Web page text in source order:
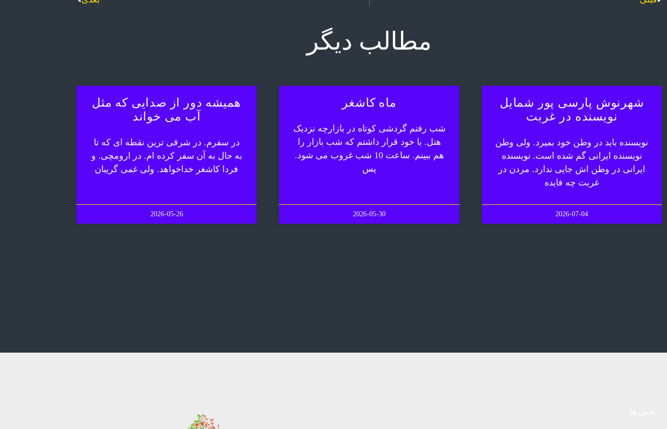
مطالب دیگر
شهرنوش پارسی پور شمایل
نویسنده در غربت
نویسنده باید در وطن خود بمیرد. ولی وطن
نویسنده ایرانی گم شده است. نویسنده
ایرانی در وطن اش جایی ندارد. مردن در
غربت چه فایده
2026-07-04
ماه کاشغر
شب رفتم گردشی کوتاه در بازارچه نزدیک
هتل. با خود قرار داشتم که شب بازار را
هم ببینم. ساعت 10 شب غروب می شود.
پس
2026-05-30
همیشه دور از صدایی که مثل
آب می خواند
در سفرم. در شرقی ترین نقطه ای که تا
به حال به آن سفر کرده ام. در ارومچی. و
فردا کاشغر خداخواهد. ولی غمی گریبان
2026-05-26